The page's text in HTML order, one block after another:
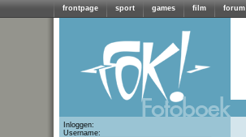
frontpage sport games film forum
Inloggen:
Username: